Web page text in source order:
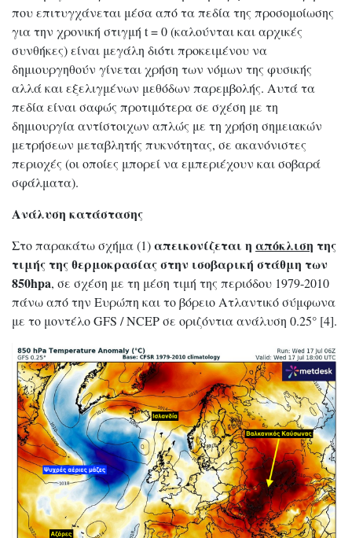
που επιτυγχάνεται μέσα από τα πεδία της προσομοίωσης
για την χρονική στιγμή t = 0 (καλούνται και αρχικές
συνθήκες) είναι μεγάλη διότι προκειμένου να
δημιουργηθούν γίνεται χρήση των νόμων της φυσικής
αλλά και εξελιγμένων μεθόδων παρεμβολής. Αυτά τα
πεδία είναι σαφώς προτιμότερα σε σχέση με τη
δημιουργία αντίστοιχων απλώς με τη χρήση σημειακών
μετρήσεων μεταβλητής πυκνότητας, σε ακανόνιστες
περιοχές (οι οποίες μπορεί να εμπεριέχουν και σοβαρά
σφάλματα).
Ανάλυση κατάστασης
Στο παρακάτω σχήμα (1)απεικονίζεται η απόκλιση της
τιμής της θερμοκρασίας στην ισοβαρική στάθμη των
850hpa, σε σχέση με τη μέση τιμή της περιόδου 1979-2010
πάνω από την Ευρώπη και το βόρειο Ατλαντικό σύμφωνα
με το μοντέλο GFS / NCEP σε οριζόντια ανάλυση 0.25° [4].